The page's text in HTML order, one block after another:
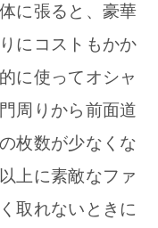
に張ると、豪華
にコストもかか
に使ってオシャ
周りから前面道
枚数が少なくな
上に素敵なファ
取れないときに